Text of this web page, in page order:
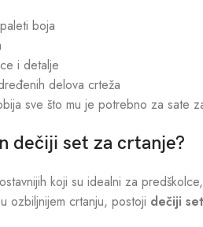
boja
i detalje
delova crteža
sve što mu je potrebno za sate
dečiji set za crtanje?
koji su idealni za
ozbiljnijem crtanju, postoji dečiji